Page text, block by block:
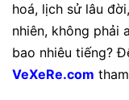
hoá, lịch sử lâu
nhiên, không phải
bao nhiêu tiếng?
VeXeRe.com